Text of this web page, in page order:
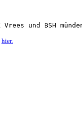
hier.